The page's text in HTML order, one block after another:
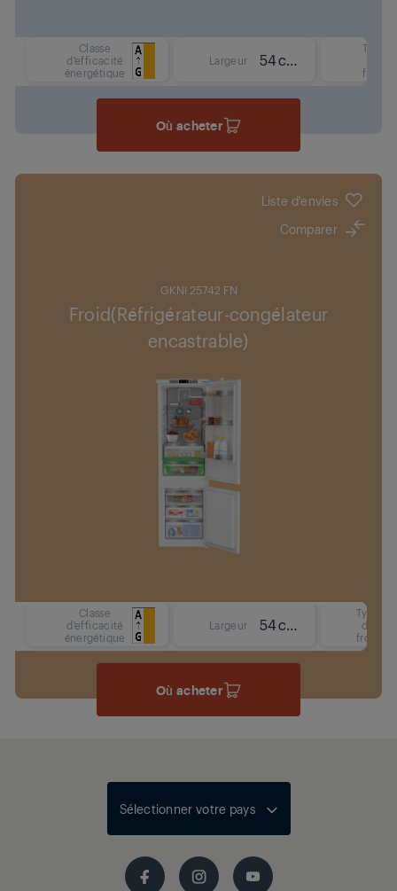
Classe
d'efficacité
énergétique
Largeur 54 cm
Type
froid
Où acheter
Liste d'envies
Comparer
GKNI 25742 FN
Froid(Réfrigérateur-congélateur
encastrable)
Classe
d'efficacité
énergétique
Largeur 54 cm
Type
de
froid
Où acheter
Sélectionner votre pays